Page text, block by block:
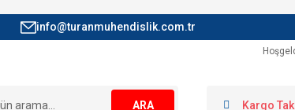
info@turanmuhendislik.com.tr
ARA Kargo